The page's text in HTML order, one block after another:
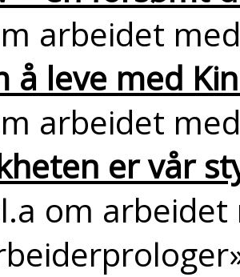
arbeidet
å leve med
arbeidet
er vår
om arbeidet